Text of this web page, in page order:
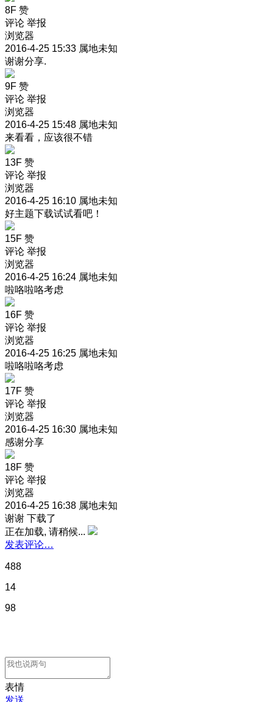
8F 赞
评论 举报
浏览器
2016-4-25 15:33 属地未知
谢谢分享.
9F 赞
评论 举报
浏览器
2016-4-25 15:48 属地未知
来看看，应该很不错
13F 赞
评论 举报
浏览器
2016-4-25 16:10 属地未知
好主题下载试试看吧！
15F 赞
评论 举报
浏览器
2016-4-25 16:24 属地未知
啦咯啦咯考虑
16F 赞
评论 举报
浏览器
2016-4-25 16:25 属地未知
啦咯啦咯考虑
17F 赞
评论 举报
浏览器
2016-4-25 16:30 属地未知
感谢分享
18F 赞
评论 举报
浏览器
2016-4-25 16:38 属地未知
谢谢 下载了
正在加载, 请稍候...
发表评论…
488
14
98
表情
发送